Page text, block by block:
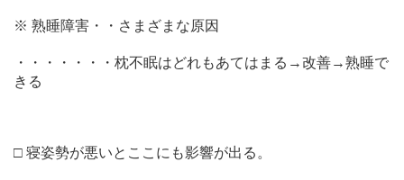
※ 熟睡障害・・さまざまな原因
・・・・・・・枕不眠はどれもあてはまる→改善→熟睡で
きる
□ 寝姿勢が悪いとここにも影響が出る。